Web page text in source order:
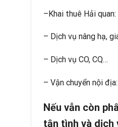
–Khai thuê Hải quan
– Dịch vụ nâng hạ,
– Dịch vụ CO, CQ…
– Vận chuyển nội địa
Nếu vẫn còn
tận tình và dịch